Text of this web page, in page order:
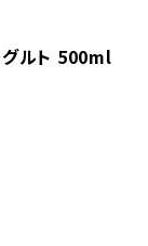
グルト 500ml